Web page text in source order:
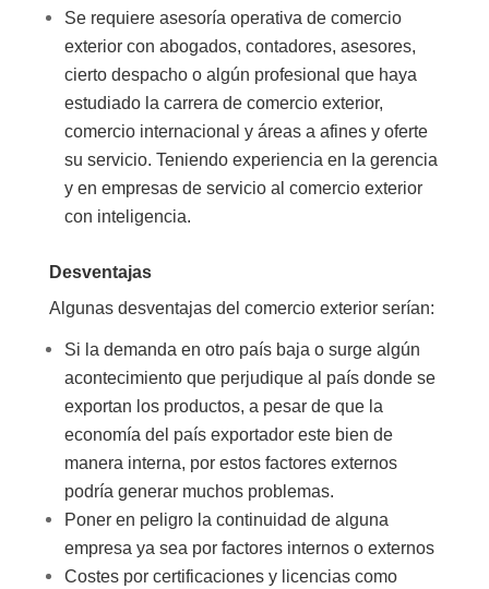
Se requiere asesoría operativa de comercio
exterior con abogados, contadores, asesores,
cierto despacho o algún profesional que haya
estudiado la carrera de comercio exterior,
comercio internacional y áreas a afines y oferte
su servicio. Teniendo experiencia en la gerencia
y en empresas de servicio al comercio exterior
con inteligencia.
Desventajas
Algunas desventajas del comercio exterior serían:
Si la demanda en otro país baja o surge algún
acontecimiento que perjudique al país donde se
exportan los productos, a pesar de que la
economía del país exportador este bien de
manera interna, por estos factores externos
podría generar muchos problemas.
Poner en peligro la continuidad de alguna
empresa ya sea por factores internos o externos
Costes por certificaciones y licencias como